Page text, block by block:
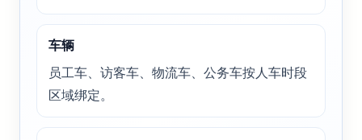
车辆
员工车、访客车、物流车、公务车按人车时段
区域绑定。